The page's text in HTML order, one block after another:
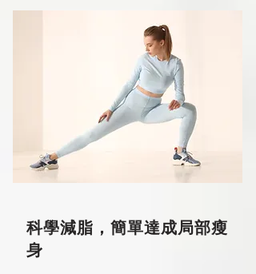
科學減脂，簡單達成局部瘦
身